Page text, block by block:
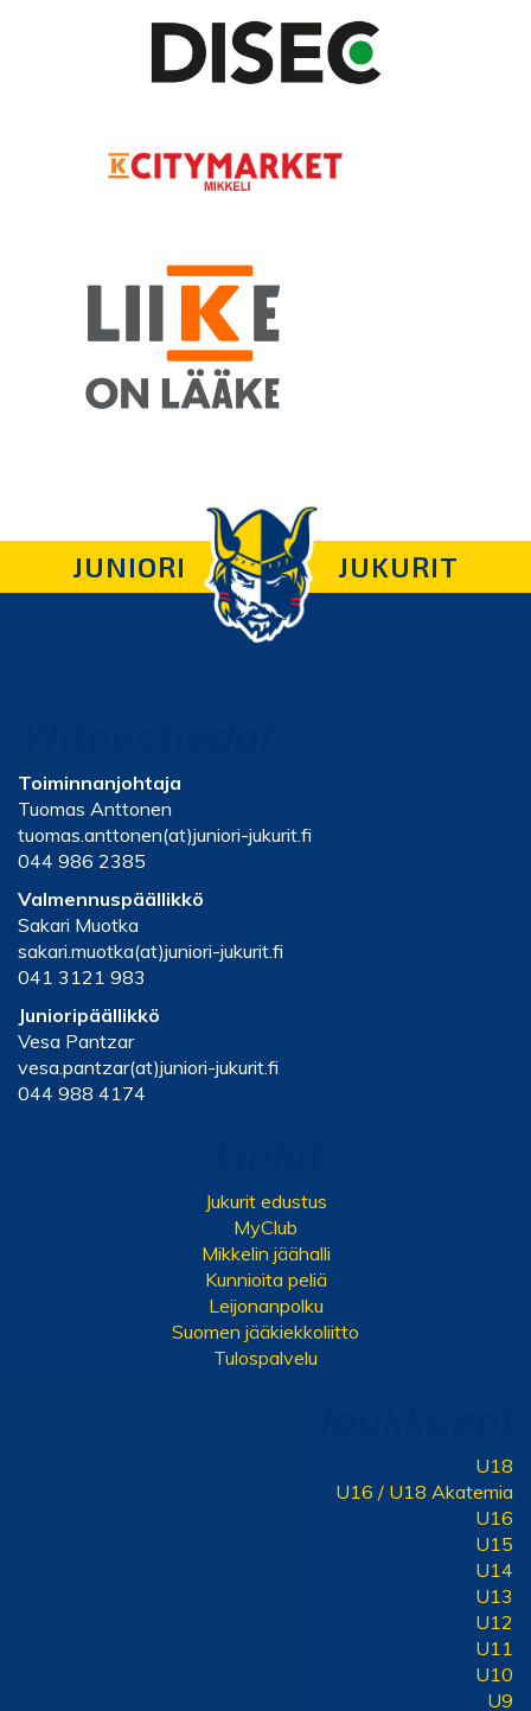
JUNIORI JUKURIT
Toiminnanjohtaja
Tuomas Anttonen
tuomas.anttonen(at)juniori-jukurit.fi
044 986 2385
Valmennuspäällikkö
Sakari Muotka
sakari.muotka(at)juniori-jukurit.fi
041 3121 983
Junioripäällikkö
Vesa Pantzar
vesa.pantzar(at)juniori-jukurit.fi
044 988 4174
Jukurit edustus
MyClub
Mikkelin jäähalli
Kunnioita peliä
Leijonanpolku
Suomen jääkiekkoliitto
Tulospalvelu
U18
U16 / U18 Akatemia
U16
U15
U14
U13
U12
U11
U10
U9